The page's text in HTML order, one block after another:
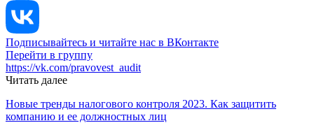
Подписывайтесь и читайте нас в ВКонтакте
Перейти в группу
https://vk.com/pravovest_audit
Читать далее
Новые тренды налогового контроля 2023. Как защитить
компанию и ее должно­стных лиц